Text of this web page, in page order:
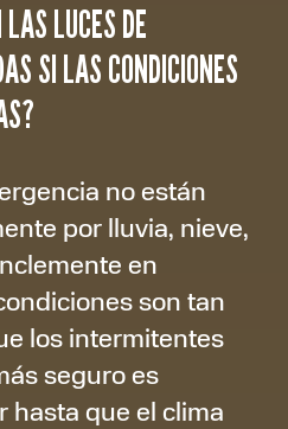
LAS LUCES DE
SI LAS CONDICIONES
no están
por lluvia, nieve,
en
son tan
los intermitentes
seguro es
hasta que el clima